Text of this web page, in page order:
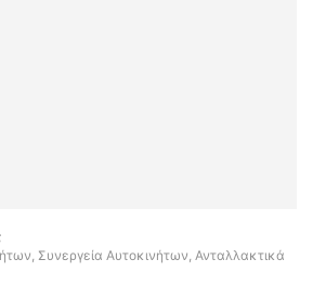
Συνεργεία Αυτοκινήτων, Ανταλλακτικά